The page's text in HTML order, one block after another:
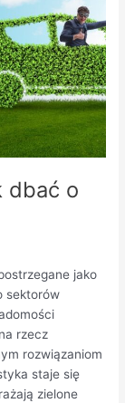
dbać o
jako
sektorów
rzecz
rozwiązaniom
staje się
zielone